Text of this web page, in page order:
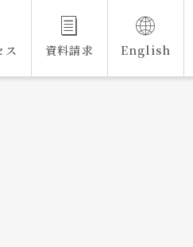
ス 資料請求 English